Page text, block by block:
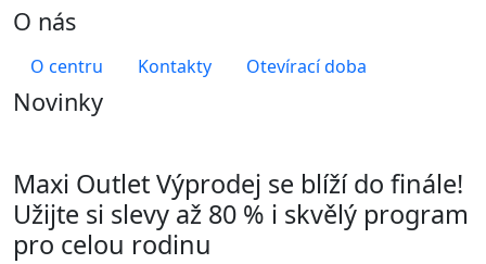
O nás
O centru Kontakty Otevírací doba
Novinky
Maxi Outlet Výprodej se blíží do finále!
Užijte si slevy až 80 % i skvělý program
pro celou rodinu